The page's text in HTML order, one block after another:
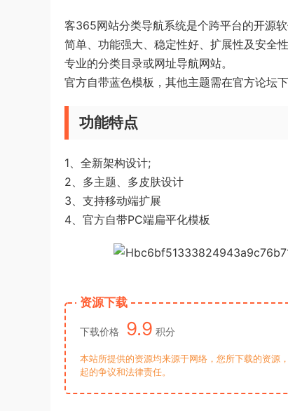
客365网站分类导航系统是个跨平台的开源
简单、功能强大、稳定性好、扩展性及安全
专业的分类目录或网址导航网站。
官方自带蓝色模板，其他主题需在官方论坛
功能特点
1、全新架构设计;
2、多主题、多皮肤设计
3、支持移动端扩展
4、官方自带PC端扁平化模板
资源下载
下载价格 9.9 积分
本站所提供的资源均来源于网络，您所下载的资源
起的争议和法律责任。